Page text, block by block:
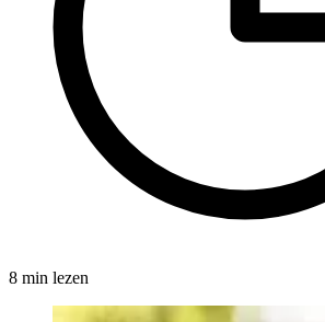
8 min lezen